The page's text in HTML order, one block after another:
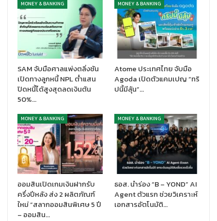
ว่า “พนักงานคือสินทรัพย์ที่สำคัญที่สุด” การเติบโตขององค์กรต้อง
เริ่มจากพนักงานมีคุณภาพชีวิตที่ดี โดยเฉพาะความมั่นคงทางการเงิน
ซึ่งส่งผลโดยตรงต่อความสุขและประสิทธิภาพการทำงาน การร่วมมือ
กันครั้งนี้ จึงเป็นการส่งมอบความห่วงใยที่ตรงจุด ผ่านการตรวจ
สุขภาพทางการเงิน การเรียนหลักสูตรจัดการเงิน และการส่งต่อเคสที่
มีปัญหาเข้าสู่กระบวนการแก้ไขหนี้อย่างยั่งยืน เพื่อร่วมสร้าง “สังคม
เอ็ม บี เค ที่ปราศจากหนี้” และพาพนักงานสู่ชีวิตทางการเงินที่ดีขึ้น
อย่างแท้จริง
“เอ็มบีเค มุ่งหวังเป็นอย่างยิ่งว่า ความร่วมมือในครั้งนี้จะช่วยปลดล็อก
พันธนาการทางการเงิน ให้พนักงานของเราสามารถลดภาระหนี้ คลาย
ความกังวล และกลับมามีรอยยิ้มที่สดใส พร้อมที่จะเติบโตไปพร้อมกับ
องค์กรได้อย่างมั่นคง เราจะผลักดันและสนับสนุนให้พนักงานเข้าร่วม
โครงการนี้อย่างเต็มที่ เพื่อให้บรรลุเป้าหมายร่วมกัน เพื่อสร้าง สังคม
เอ็ม บี เค ที่ปราศจากหนี้และก้าวสู่ชีวิตทางการเงินที่ดีขึ้นอย่างแท้จริง”
นายวิจักษณ์กล่าว
ด้านนายโกวิท รุ่งวัฒนโสภณ กรรมการผู้จัดการ บริษัท ราชธานีลิสซิ่ง
จำกัด (มหาชน)
MONEY & BANKING
SAM จับมือศาลแพ่งตลิ่งชัน
เปิดทางลูกหนี้ NPL ต่ำแสน
ปิดหนี้ได้สูงสุดลดเงินต้น
50%…
MONEY & BANKING
Atome ประเทศไทย จับมือ
Agoda เปิดตัวแคมเปญ “ทริ
ปนี้มีลุ้น”…
MONEY & BANKING
ออมสินเปิดเกมเงินฝากรับ
ครึ่งปีหลัง ส่ง 2 ผลิตภัณฑ์
ใหม่ “สลากออมสินพิเศษ 5 ปี
– ออมสิน…
MONEY & BANKING
ธอส. นำร่อง “B – YOND” AI
Agent ตัวแรก ช่วยวิเคราะห์
เอกสารอัตโนมัติ…